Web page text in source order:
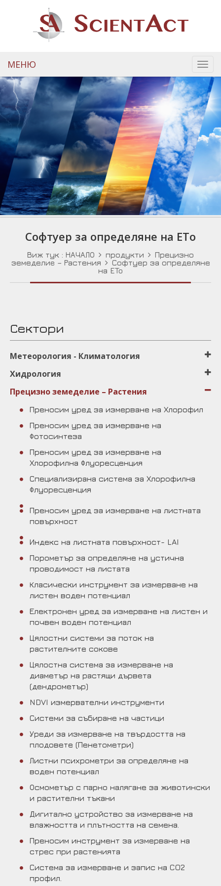
МЕНЮ
Софтуер за определяне на ETo
Виж тук : НАЧАЛО продукти
Прецизно
земеделиe – Растения
Софтуер за определяне
на ETo
Сектори
Μетеорология - Климатология
Хидрология
Прецизно земеделиe – Растения
Преносим уред за измерване на Хлорофил
Преносим уред за измерване на
Фотосинтеза
Преносим уред за измерване на
Хлорофилна Флуоресценция
Специализирана система за Хлорофилна
Флуоресценция
Преносим уред за измерване на листната
повърхност
Индекс на листната повърхност- LAI
Порометър за определяне на устична
проводимост на листата
Класически инструмент за измерване на
листен воден потенциал
Електронен уред за измерване на листен и
почвен воден потенциал
Цялостни системи за поток на
растителните сокове
Цялостна система за измерване на
диаметър на растящи дървета
(дендрометър)
NDVI измервателни инструменти
Системи за събиране на частици
Уреди за измерване на твърдостта на
плодовете (Пенетометри)
Листни психрометри за определяне на
воден потенциал
Осмометър с парно налягане за животински
и растителни тъкани
Дигитално устройство за измерване на
влажността и плътността на семена.
Преносим инструмент за измерване на
стрес при растенията
Система за измерване и запис на CO2
профил.